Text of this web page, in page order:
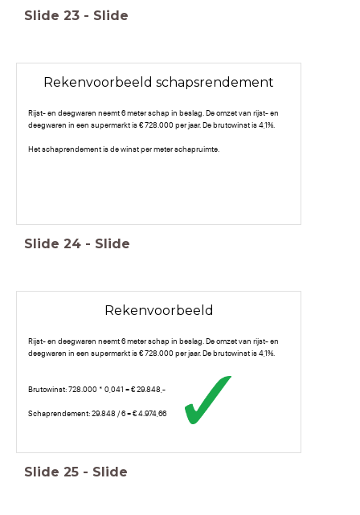
Slide 23 - Slide
Rekenvoorbeeld schapsrendement
Rijst- en deegwaren neemt 6 meter schap in beslag. De omzet van rijst- en
deegwaren in een supermarkt is € 728.000 per jaar. De brutowinst is 4,1%.
Het schaprendement is de winst per meter schapruimte.
Slide 24 - Slide
Rekenvoorbeeld
Rijst- en deegwaren neemt 6 meter schap in beslag. De omzet van rijst- en
deegwaren in een supermarkt is € 728.000 per jaar. De brutowinst is 4,1%.
Brutowinst: 728.000 * 0,041 = € 29.848,-
Schaprendement: 29.848 / 6 = € 4.974,66
Slide 25 - Slide